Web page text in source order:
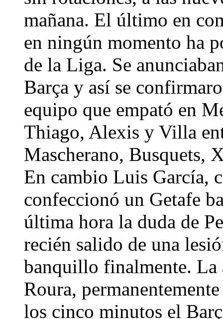
mañana. El último en
en ningún momento ha
de la Liga. Se
Barça y así se
equipo que empató en
Thiago, Alexis y Villa
Mascherano, Busquets,
En cambio Luis García,
confeccionó un Getafe
última hora la duda de
recién salido de una
banquillo finalmente. La
Roura,
los cinco minutos el